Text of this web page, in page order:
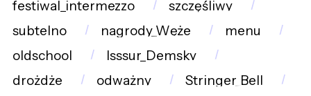
festiwal_intermezzo
szczęśliwy
subtelno
nagrody_Węże
menu
oldschool
Isssur_Demsky
drożdże
odważny
Stringer_Bell